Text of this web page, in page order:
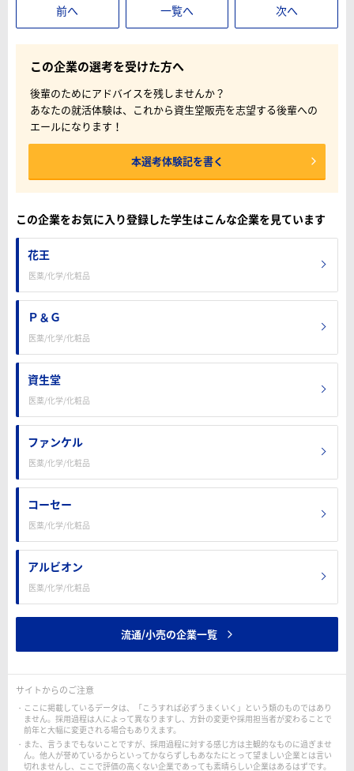
前へ 一覧へ 次へ
この企業の選考を受けた方へ
後輩のためにアドバイスを残しませんか？
あなたの就活体験は、これから資生堂販売を志望する後輩への
エールになります！
本選考体験記を書く
この企業をお気に入り登録した学生はこんな企業を見ています
花王
医薬/化学/化粧品
Ｐ＆Ｇ
医薬/化学/化粧品
資生堂
医薬/化学/化粧品
ファンケル
医薬/化学/化粧品
コーセー
医薬/化学/化粧品
アルビオン
医薬/化学/化粧品
流通/小売の企業一覧
サイトからのご注意
ここに掲載しているデータは、「こうすれば必ずうまくいく」という類のものではあり
ません。採用過程は人によって異なりますし、方針の変更や採用担当者が変わることで
前年と大幅に変更される場合もありえます。
また、言うまでもないことですが、採用過程に対する感じ方は主観的なものに過ぎませ
ん。他人が誉めているからといってかならずしもあなたにとって望ましい企業とは言い
切れませんし、ここで評価の高くない企業であっても素晴らしい企業はあるはずです。